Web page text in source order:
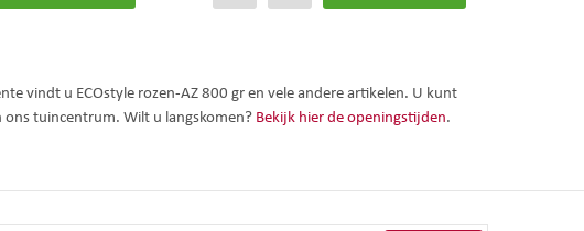
vindt u ECOstyle rozen-AZ 800 gr en vele andere artikelen. U kunt
tuincentrum. Wilt u langskomen? Bekijk hier de openingstijden.